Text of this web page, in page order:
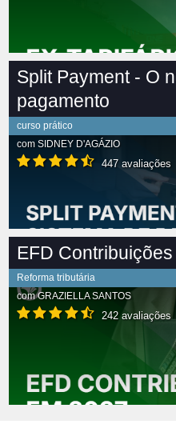
Split Payment - O
pagamento
curso prático
com SIDNEY D'AGÁZIO
447 avaliações
EFD
Reforma tributária
comGRAZIELLA SANTOS
242 avaliações